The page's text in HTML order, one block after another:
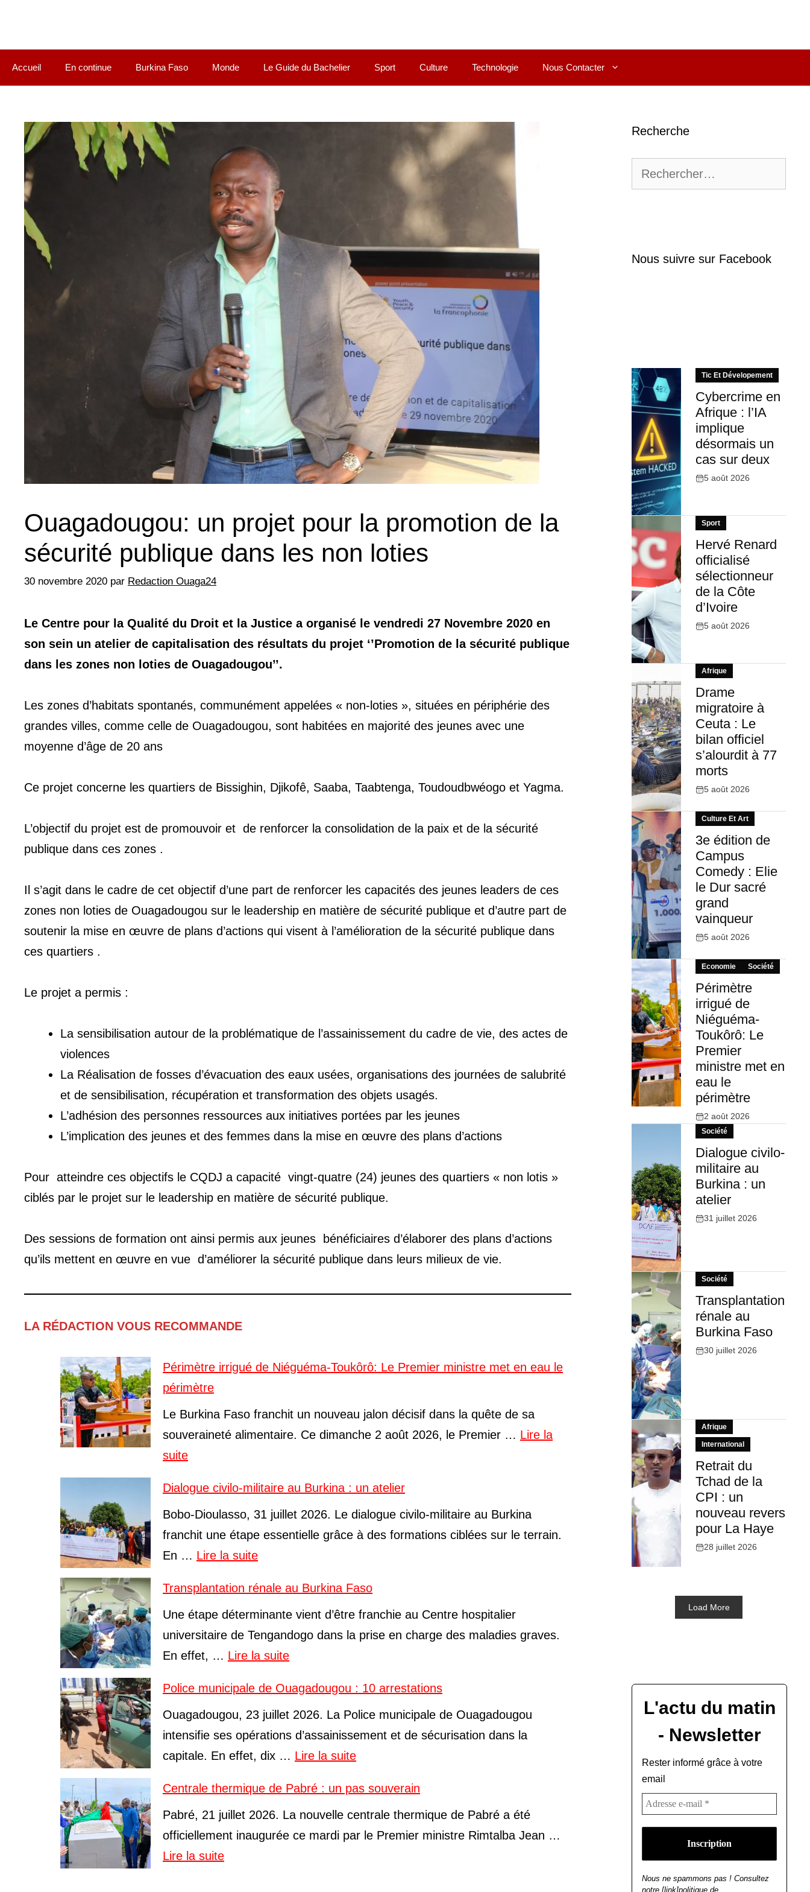
Accueil En continue Burkina Faso Monde Le Guide du Bachelier Sport Culture Technologie Nous Contacter
Ouagadougou: un projet pour la promotion de la
sécurité publique dans les non loties
30 novembre 2020 par Redaction Ouaga24
Le Centre pour la Qualité du Droit et la Justice a organisé le vendredi 27 Novembre 2020 en
son sein un atelier de capitalisation des résultats du projet ‘’Promotion de la sécurité publique
dans les zones non loties de Ouagadougou’’.
Les zones d’habitats spontanés, communément appelées « non-loties », situées en périphérie des
grandes villes, comme celle de Ouagadougou, sont habitées en majorité des jeunes avec une
moyenne d’âge de 20 ans
Ce projet concerne les quartiers de Bissighin, Djikofê, Saaba, Taabtenga, Toudoudbwéogo et Yagma.
L’objectif du projet est de promouvoir et de renforcer la consolidation de la paix et de la sécurité
publique dans ces zones .
Il s’agit dans le cadre de cet objectif d’une part de renforcer les capacités des jeunes leaders de ces
zones non loties de Ouagadougou sur le leadership en matière de sécurité publique et d’autre part de
soutenir la mise en œuvre de plans d’actions qui visent à l’amélioration de la sécurité publique dans
ces quartiers .
Le projet a permis :
La sensibilisation autour de la problématique de l’assainissement du cadre de vie, des actes de
violences
La Réalisation de fosses d’évacuation des eaux usées, organisations des journées de salubrité
et de sensibilisation, récupération et transformation des objets usagés.
L’adhésion des personnes ressources aux initiatives portées par les jeunes
L’implication des jeunes et des femmes dans la mise en œuvre des plans d’actions
Pour atteindre ces objectifs le CQDJ a capacité vingt-quatre (24) jeunes des quartiers « non lotis »
ciblés par le projet sur le leadership en matière de sécurité publique.
Des sessions de formation ont ainsi permis aux jeunes bénéficiaires d’élaborer des plans d’actions
qu’ils mettent en œuvre en vue d’améliorer la sécurité publique dans leurs milieux de vie.
LA RÉDACTION VOUS RECOMMANDE
Périmètre irrigué de Niéguéma-Toukôrô: Le Premier ministre met en eau le
périmètre
Le Burkina Faso franchit un nouveau jalon décisif dans la quête de sa
souveraineté alimentaire. Ce dimanche 2 août 2026, le Premier … Lire la
suite
Dialogue civilo-militaire au Burkina : un atelier
Bobo-Dioulasso, 31 juillet 2026. Le dialogue civilo-militaire au Burkina
franchit une étape essentielle grâce à des formations ciblées sur le terrain.
En … Lire la suite
Transplantation rénale au Burkina Faso
Une étape déterminante vient d’être franchie au Centre hospitalier
universitaire de Tengandogo dans la prise en charge des maladies graves.
En effet, … Lire la suite
Police municipale de Ouagadougou : 10 arrestations
Ouagadougou, 23 juillet 2026. La Police municipale de Ouagadougou
intensifie ses opérations d’assainissement et de sécurisation dans la
capitale. En effet, dix … Lire la suite
Centrale thermique de Pabré : un pas souverain
Pabré, 21 juillet 2026. La nouvelle centrale thermique de Pabré a été
officiellement inaugurée ce mardi par le Premier ministre Rimtalba Jean …
Lire la suite
Recherche
Nous suivre sur Facebook
Tic Et Dévelopement
Cybercrime en
Afrique : l’IA
implique
désormais un
cas sur deux
5 août 2026
Sport
Hervé Renard
officialisé
sélectionneur
de la Côte
d’Ivoire
5 août 2026
Afrique
Drame
migratoire à
Ceuta : Le
bilan officiel
s’alourdit à 77
morts
5 août 2026
Culture Et Art
3e édition de
Campus
Comedy : Elie
le Dur sacré
grand
vainqueur
5 août 2026
Economie Société
Périmètre
irrigué de
Niéguéma-
Toukôrô: Le
Premier
ministre met en
eau le
périmètre
2 août 2026
Société
Dialogue civilo-
militaire au
Burkina : un
atelier
31 juillet 2026
Société
Transplantation
rénale au
Burkina Faso
30 juillet 2026
Afrique
International
Retrait du
Tchad de la
CPI : un
nouveau revers
pour La Haye
28 juillet 2026
Load More
L'actu du matin
- Newsletter
Rester informé grâce à votre
email
Nous ne spammons pas ! Consultez
notre [link]politique de